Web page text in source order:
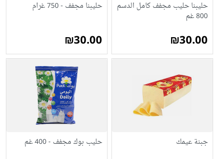
حليبنا حليب مجفف كامل الدسم
800 غم
₪30.00
حليبنا مجفف - 750 غرام
₪30.00
جبنة عيمك حليب بوك مجفف - 400 غم